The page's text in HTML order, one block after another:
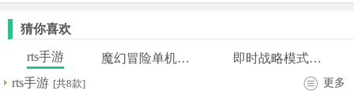
猜你喜欢
rts手游 魔幻冒险单机游戏推荐
即时战略模式手游
rts手游 [共8款] 更多